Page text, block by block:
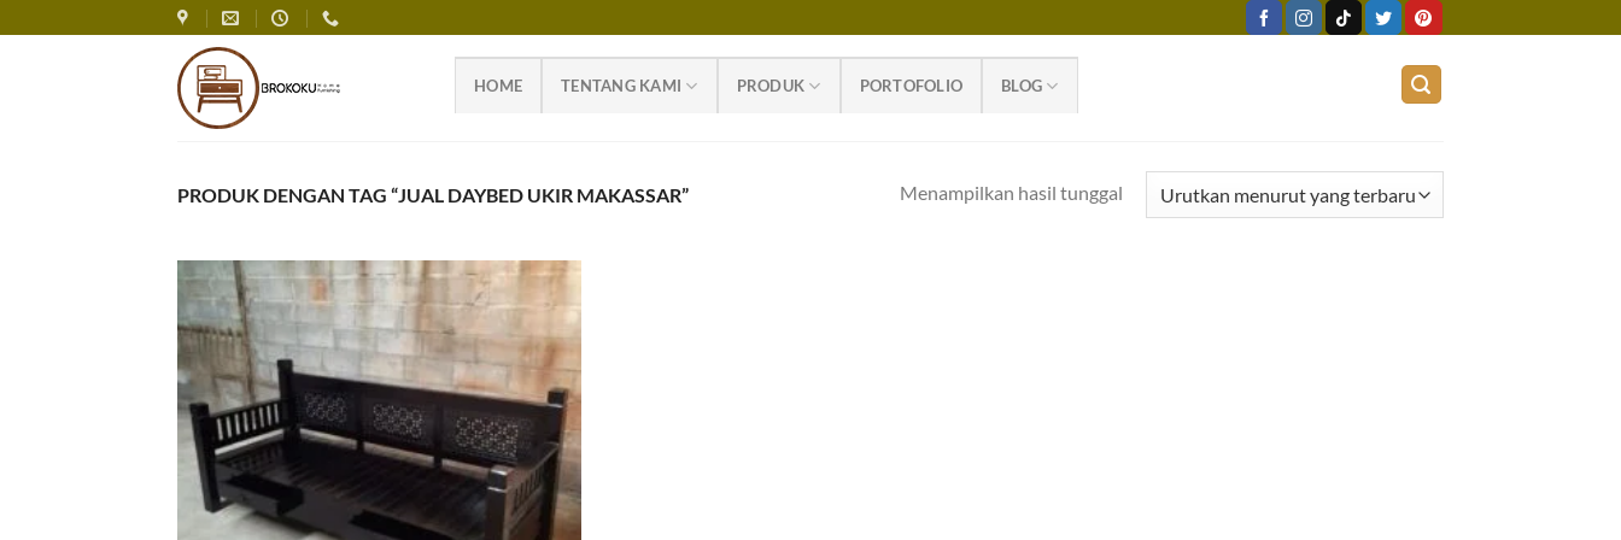
HOME TENTANG KAMI PRODUK PORTOFOLIO BLOG
PRODUK DENGAN TAG “JUAL DAYBED UKIR MAKASSAR” Menampilkan hasil tunggal